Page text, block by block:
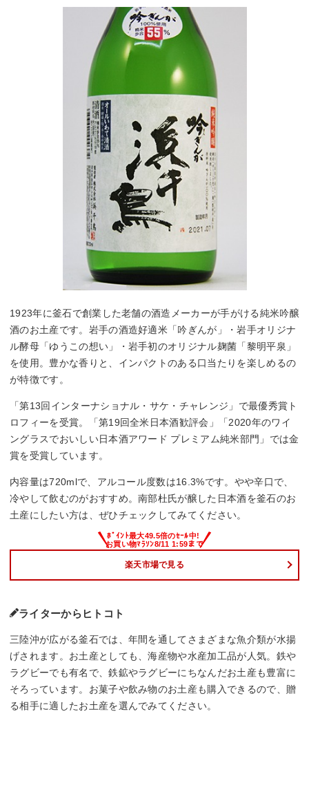
1923年に釜石で創業した老舗の酒造メーカーが手がける純米吟醸
酒のお土産です。岩手の酒造好適米「吟ぎんが」・岩手オリジナ
ル酵母「ゆうこの想い」・岩手初のオリジナル麹菌「黎明平泉」
を使用。豊かな香りと、インパクトのある口当たりを楽しめるの
が特徴です。
「第13回インターナショナル・サケ・チャレンジ」で最優秀賞ト
ロフィーを受賞。「第19回全米日本酒歓評会」「2020年のワイ
ングラスでおいしい日本酒アワード プレミアム純米部門」では金
賞を受賞しています。
内容量は720mlで、アルコール度数は16.3%です。やや辛口で、
冷やして飲むのがおすすめ。南部杜氏が醸した日本酒を釜石のお
土産にしたい方は、ぜひチェックしてみてください。
楽天市場で見る
ライターからヒトコト
三陸沖が広がる釜石では、年間を通してさまざまな魚介類が水揚
げされます。お土産としても、海産物や水産加工品が人気。鉄や
ラグビーでも有名で、鉄鉱やラグビーにちなんだお土産も豊富に
そろっています。お菓子や飲み物のお土産も購入できるので、贈
る相手に適したお土産を選んでみてください。